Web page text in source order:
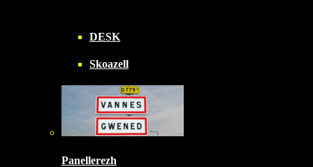
DESK
Skoazell
Panellerezh